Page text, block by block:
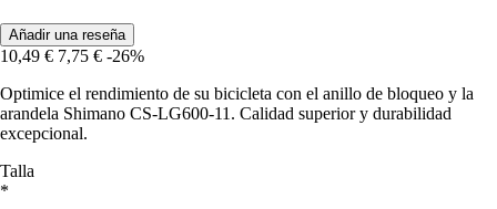
Añadir una reseña
10,49 € 7,75 € -26%
Optimice el rendimiento de su bicicleta con el anillo de bloqueo y la
arandela Shimano CS-LG600-11. Calidad superior y durabilidad
excepcional.
Talla
*